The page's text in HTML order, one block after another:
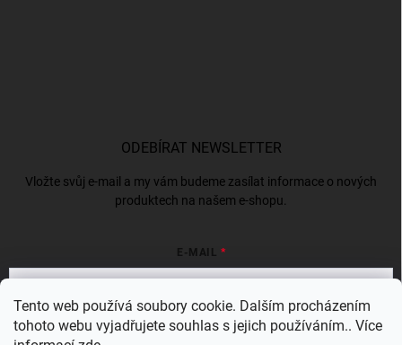
Tento web používá soubory cookie. Dalším procházením
tohoto webu vyjadřujete souhlas s jejich používáním.. Více
ODEBÍRAT NEWSLETTER
Vložte svůj e-mail a my vám budeme zasílat informace o nových
produktech na našem e-shopu.
E-MAIL
Vložením e-mailu souhlasíte s